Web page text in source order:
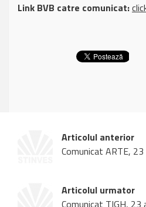
Link BVB catre comunicat:
Articolul anterior
Comunicat ARTE,
Articolul urmator
Comunicat TIGH, 23